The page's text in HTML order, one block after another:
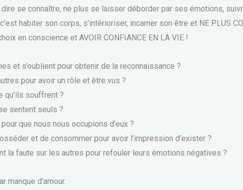
se connaître, ne plus se laisser déborder par ses émotions,
habiter son corps, s’intérioriser, incarner son être et NE PLUS
en conscience et AVOIR CONFIANCE EN LA VIE !
et s’oublient pour obtenir de la reconnaissance ?
pour avoir un rôle et être vus ?
qu’ils souffrent ?
sentent seuls ?
que nous nous occupions d’eux ?
et de consommer pour avoir l’impression d’exister ?
la faute sur les autres pour refouler leurs émotions négatives ?
manque d’amour.